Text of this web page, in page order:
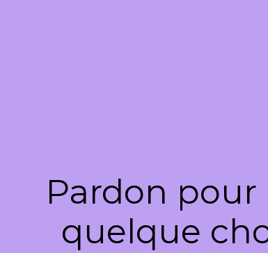
Pardon
quelque